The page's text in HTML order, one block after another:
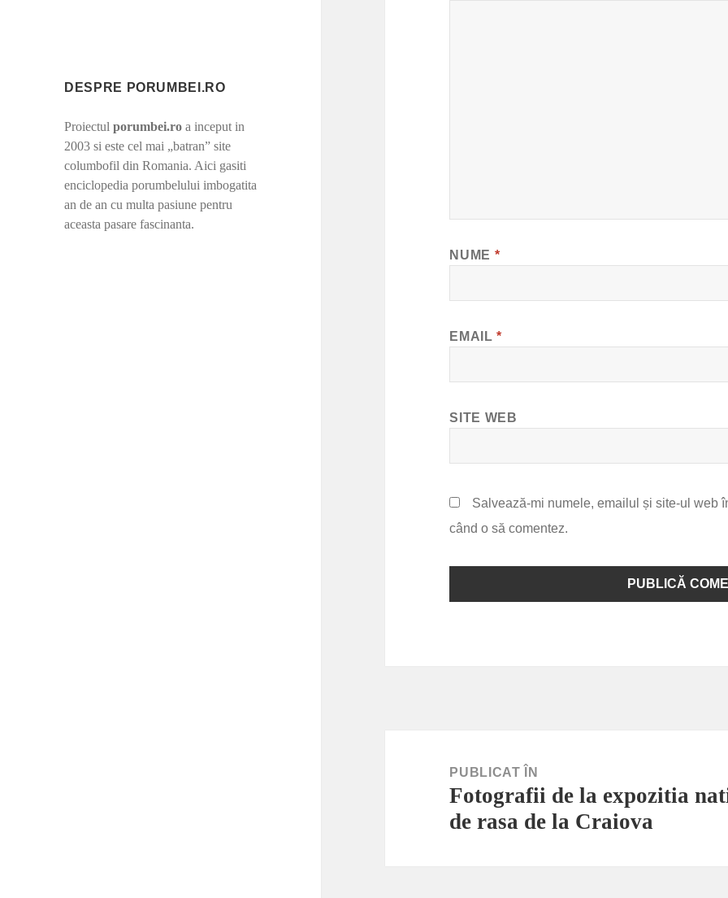
DESPRE PORUMBEI.RO
Proiectulporumbei.ro a inceput in
2003 si este cel mai „batran” site
columbofil din Romania. Aici gasiti
enciclopedia porumbelului imbogatita
an de an cu multa pasiune pentru
aceasta pasare fascinanta.
NUME *
EMAIL*
SITE WEB
Salvează-mi numele, emailul și site-ul web
când o să comentez.
PUBLICAT ÎN
Fotografii de la expozitia
de rasa de la Craiova